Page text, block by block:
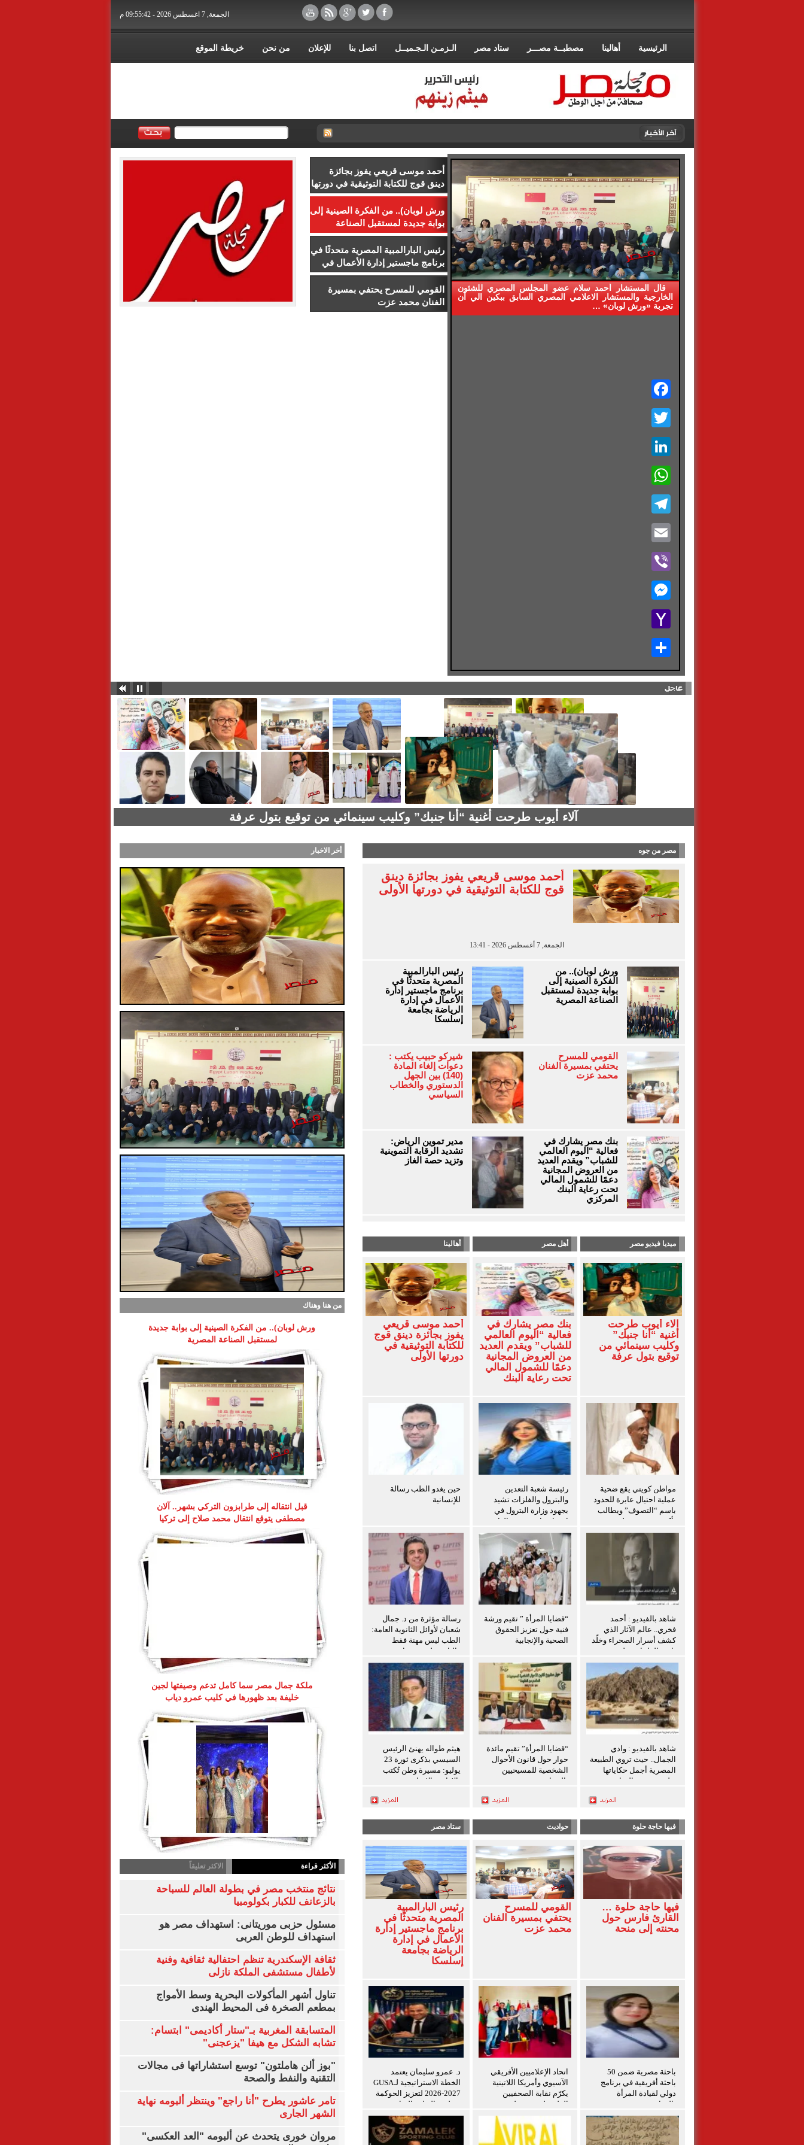
الجمعة, 7 اغسطس 2026 - 09:55:44 م
الرئيسية أهالينا مصطبــة مصـــر ستاد مصر الـزمـن الـجـميــل اتصل بنا للإعلان من نحن خريطة الموقع
قال المستشار أحمد سلام عضو المجلس المصري للشئون
الخارجية والمستشار الاعلامي المصري السابق ببكين الي أن
تجربة «ورش لوبان» …
أحمد موسى قريعي يفوز بجائزة
دينق قوج للكتابة التوثيقية في دورتها
الأولى
ورش لوبان).. من الفكرة الصينية إلى
بوابة جديدة لمستقبل الصناعة
المصرية
رئيس البارالمبية المصرية متحدثًا في
برنامج ماجستير إدارة الأعمال في
إدارة الرياضة بجامعة إسلسكا
القومي للمسرح يحتفي بمسيرة
الفنان محمد عزت
آلاء أيوب طرحت أغنية “أنا جنبك” وكليب سينمائي من توقيع بتول عرفة
مصر من جوه
أحمد موسى قريعي يفوز بجائزة دينق
قوج للكتابة التوثيقية في دورتها الأولى
الجمعة, 7 أغسطس 2026 - 13:41
ورش لوبان).. من
الفكرة الصينية إلى
بوابة جديدة لمستقبل
الصناعة المصرية
رئيس البارالمبية
المصرية متحدثًا في
برنامج ماجستير إدارة
الأعمال في إدارة
الرياضة بجامعة
إسلسكا
القومي للمسرح
يحتفي بمسيرة الفنان
محمد عزت
شيركو حبيب يكتب :
دعوات إلغاء المادة
(140) بين الجهل
الدستوري والخطاب
السياسي
بنك مصر يشارك في
فعالية “اليوم العالمي
للشباب” ويقدم العديد
من العروض المجانية
دعمًا للشمول المالي
تحت رعاية البنك
المركزي
مدير تموين الرياض:
تشديد الرقابة التموينية
وتزيد حصة الغاز
ميديا فيديو مصر
آلاء أيوب طرحت
أغنية “أنا جنبك”
وكليب سينمائي من
توقيع بتول عرفة
مواطن كويتي يقع ضحية
عملية احتيال عابرة للحدود
باسم “التصوف” ويطالب
بأكثر من نصف مليون
بمساعدة شخصيات دينية
شاهد بالفيديو : أحمد
فخري.. عالم الآثار الذي
كشف أسرار الصحراء وخلّد
تاريخ الواحات تعليق شيرين
الشافعي
شاهد بالفيديو : وادي
الجمال.. حيث تروي الطبيعة
المصرية أجمل حكاياتها
تعليق شيرين الشافعى
أهل مصر
بنك مصر يشارك في
فعالية “اليوم العالمي
للشباب” ويقدم العديد
من العروض المجانية
دعمًا للشمول المالي
تحت رعاية البنك
رئيسة شعبة التعدين
والبترول والفلزات تشيد
بجهود وزارة البترول في
احتواء حادث سفن الغاز
بدمياط
“قضايا المرأة ” تقيم ورشة
فنية حول تعزيز الحقوق
الصحية والإنجابية
“قضايا المرأة” تقيم مائدة
حوار حول قانون الأحوال
الشخصية للمسيحيين
بالمنيا
أهالينا
أحمد موسى قريعي
يفوز بجائزة دينق قوج
للكتابة التوثيقية في
دورتها الأولى
حين يغدو الطب رسالة
للإنسانية
رسالة مؤثرة من د. جمال
شعبان لأوائل الثانوية العامة:
الطب ليس مهنة فقط
والثانوية ليست نهاية
المطاف
هيثم طواله يهنئ الرئيس
السيسي بذكرى ثورة 23
يوليو: مسيرة وطن تُكتب
بالإرادة والإنجاز
فيها حاجة حلوة
فيها حاجة حلوة …
القارئ فارس حول
محنته إلى منحة
باحثة مصرية ضمن 50
باحثة أفريقية في برنامج
دولي لقيادة المرأة
بالزراعة
حواديت
القومي للمسرح
يحتفي بمسيرة الفنان
محمد عزت
اتحاد الإعلاميين الأفريقي
الآسيوي وأمريكا اللاتينية
يكرّم نقابة الصحفيين
الفلسطينيين ويعلن توسيع
برامج التدريب للإعلاميين
الفلسطينيين
ستاد مصر
رئيس البارالمبية
المصرية متحدثًا في
برنامج ماجستير إدارة
الأعمال في إدارة
الرياضة بجامعة
إسلسكا
د. عمرو سليمان يعتمد
الخطة الاستراتيجية لـGUSA
2026-2027 لتعزيز الحوكمة
وتطوير التعليم الرياضي
أخر الاخبار
من هنا وهناك
ورش لوبان).. من الفكرة الصينية إلى بوابة جديدة
لمستقبل الصناعة المصرية
قبل انتقاله إلى طرابزون التركي بشهر.. آلان
مصطفى يتوقع انتقال محمد صلاح إلى تركيا
ملكة جمال مصر سما كامل تدعم وصيفتها لجين
خليفة بعد ظهورها في كليب عمرو دياب
الأكثر قراءة الاكثر تعليقاً
نتائج منتخب مصر في بطولة العالم للسباحة
بالزعانف للكبار بكولومبيا
مسئول حزبى موريتانى: استهداف مصر هو
استهداف للوطن العربى
ثقافة الإسكندرية تنظم احتفالية ثقافية وفنية
لأطفال مستشفى الملكة نازلى
تناول أشهر المأكولات البحرية وسط الأمواج
بمطعم الصخرة فى المحيط الهندى
المتسابقة المغربية بـ"ستار أكاديمى" ابتسام:
تشابه الشكل مع هيفا "يزعجنى"
"بوز ألن هاملتون" توسع استشاراتها فى مجالات
التقنية والنفط والصحة
تامر عاشور يطرح "أنا راجع" وينتظر ألبومه نهاية
الشهر الجارى
مروان خورى يتحدث عن ألبومه "العد العكسى"